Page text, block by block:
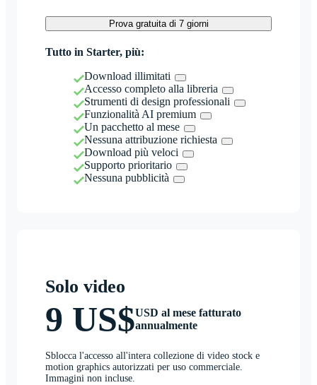
Prova gratuita di 7 giorni
Tutto in Starter, più:
Download illimitati
Accesso completo alla libreria
Strumenti di design professionali
Funzionalità AI premium
Un pacchetto al mese
Nessuna attribuzione richiesta
Download più veloci
Supporto prioritario
Nessuna pubblicità
Solo video
9 US$USD al mese fatturato
annualmente
Sblocca l'accesso all'intera collezione di video stock e
motion graphics autorizzati per uso commerciale.
Immagini non incluse.